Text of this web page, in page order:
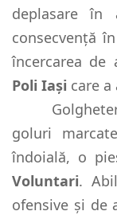
deplasare în
consecvență
încercarea de
Poli Iași care
goluri
îndoială, o
Voluntari.
ofensive și de